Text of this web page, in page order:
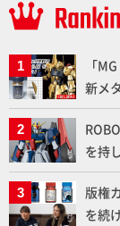
「
新メ
りに
を持
劇中
ダム】
版権
を続